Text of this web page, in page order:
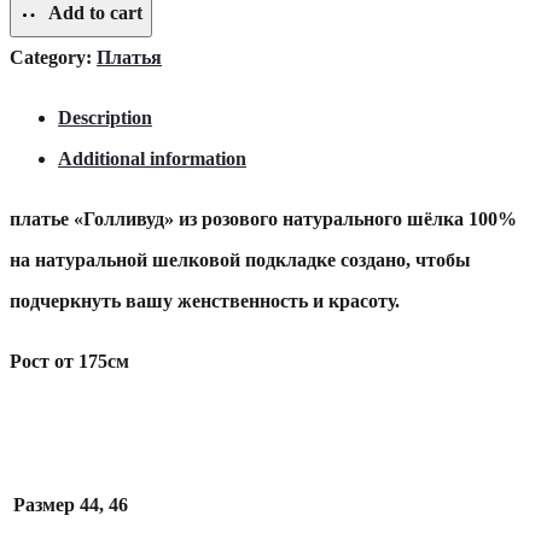
Add to cart
Category: Платья
Description
Additional information
платье «Голливуд» из розового натурального шёлка 100%
на натуральной шелковой подкладке создано, чтобы
подчеркнуть вашу женственность и красоту.
Рост от 175см
Размер 44, 46